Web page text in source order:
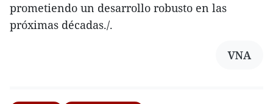
prometiendo un desarrollo robusto en las
próximas décadas./.
VNA